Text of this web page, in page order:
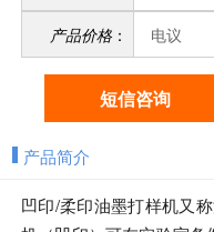
产品价格 ： 电议
短信咨询
产品简介
凹印/柔印油墨打样机又